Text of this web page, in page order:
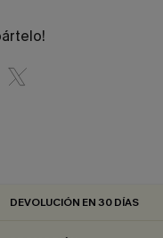
DEVOLUCIÓN EN 30 DÍAS